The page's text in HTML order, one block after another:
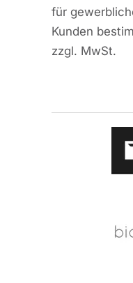
für
Kunden
zzgl. MwSt.